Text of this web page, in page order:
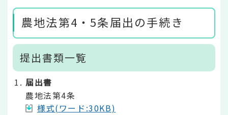
農地法第4・5条届出の手続き
提出書類一覧
届出書
農地法第4条
様式(ワード:30KB)